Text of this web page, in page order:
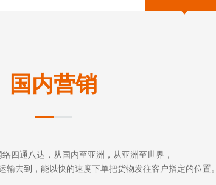
国内营销
四通八达，从国内至亚洲，从亚洲至世界，
输去到，能以快的速度下单把货物发往客户指定的位置。